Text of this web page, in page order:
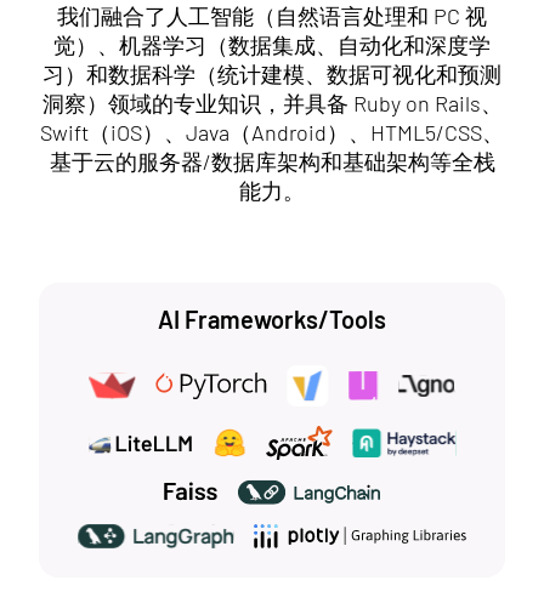
我们融合了人工智能（自然语言处理和 PC 视
觉）、机器学习（数据集成、自动化和深度学
习）和数据科学（统计建模、数据可视化和预测
洞察）领域的专业知识，并具备 Ruby on Rails、
Swift（iOS）、Java（Android）、HTML5/CSS、
基于云的服务器/数据库架构和基础架构等全栈
能力。
AI Frameworks/Tools